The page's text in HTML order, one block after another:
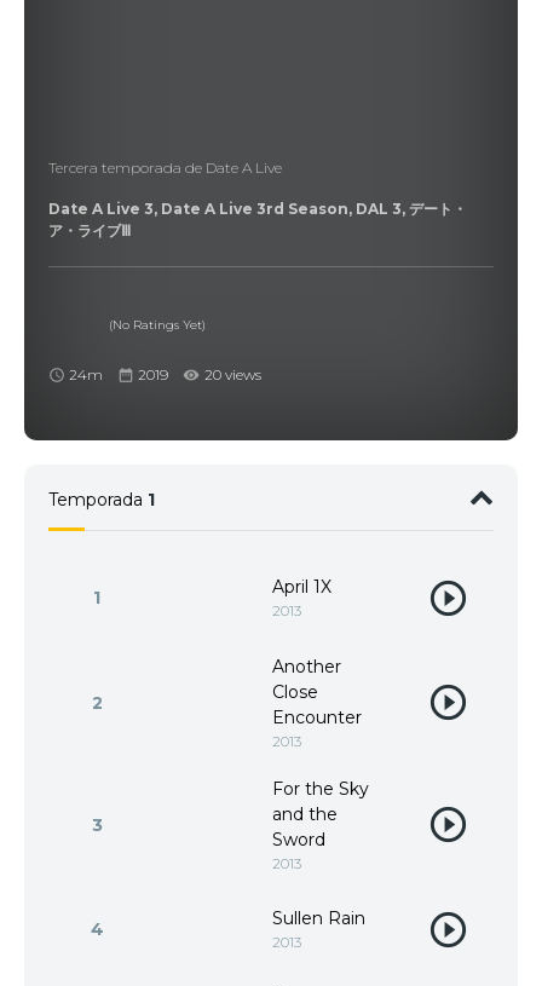
Tercera temporada de Date A Live
Date A Live 3, Date A Live 3rd Season, DAL 3, デート・
ア・ライブⅢ
(No Ratings Yet)
24m 2019 20 views
Temporada 1
1 April 1X
2013
2
Another
Close
Encounter
2013
3
For the Sky
and the
Sword
2013
4 Sullen Rain
2013